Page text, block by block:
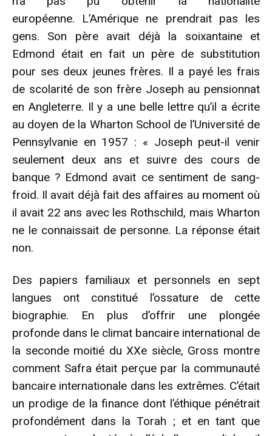
européenne. L’Amérique ne prendrait pas les
gens. Son père avait déjà la soixantaine et
Edmond était en fait un père de substitution
pour ses deux jeunes frères. Il a payé les frais
de scolarité de son frère Joseph au pensionnat
en Angleterre. Il y a une belle lettre qu’il a écrite
au doyen de la Wharton School de l’Université de
Pennsylvanie en 1957 : « Joseph peut-il venir
seulement deux ans et suivre des cours de
banque ? Edmond avait ce sentiment de sang-
froid. Il avait déjà fait des affaires au moment où
il avait 22 ans avec les Rothschild, mais Wharton
ne le connaissait de personne. La réponse était
non.
Des papiers familiaux et personnels en sept
langues ont constitué l’ossature de cette
biographie. En plus d’offrir une plongée
profonde dans le climat bancaire international de
la seconde moitié du XXe siècle, Gross montre
comment Safra était perçue par la communauté
bancaire internationale dans les extrêmes. C’était
un prodige de la finance dont l’éthique pénétrait
profondément dans la Torah ; et en tant que